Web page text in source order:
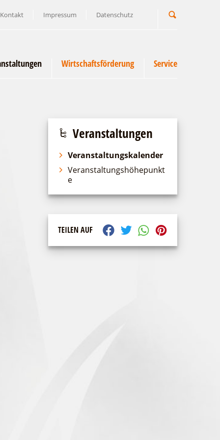
Kontakt Impressum Datenschutz
Wirtschaftsförderung Service
Veranstaltungen
Veranstaltungskalender
Veranstaltungshöhepunkt
e
TEILEN AUF